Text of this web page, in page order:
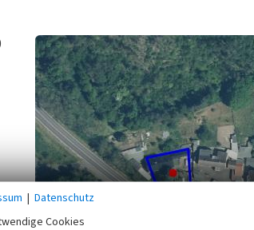
| Datenschutz
Cookies